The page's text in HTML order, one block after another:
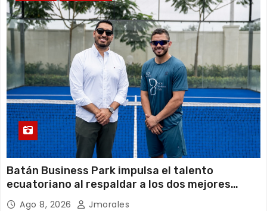
Batán Business Park impulsa el talento
ecuatoriano al respaldar a los dos mejores
jugadores de pádel del país
Ago 8, 2026 Jmorales